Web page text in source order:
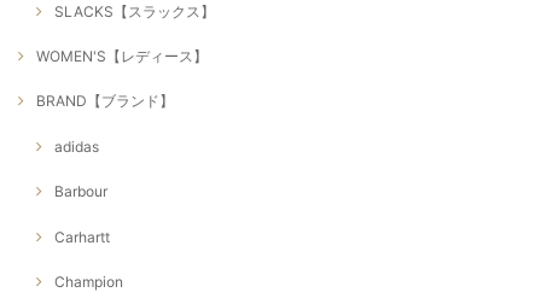
SLACKS【スラックス】
WOMEN'S【レディース】
BRAND【ブランド】
adidas
Barbour
Carhartt
Champion